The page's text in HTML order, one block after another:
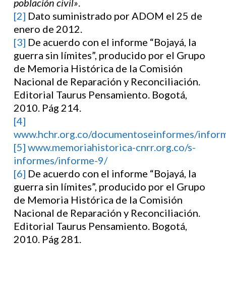
población civil».
[2] Dato suministrado por ADOM el 25 de
enero de 2012.
[3] De acuerdo con el informe “Bojayá, la
guerra sin límites”, producido por el Grupo
de Memoria Histórica de la Comisión
Nacional de Reparación y Reconciliación.
Editorial Taurus Pensamiento. Bogotá,
2010. Pág 214.
[4]
www.hchr.org.co/documentoseinformes/
[5] www.memoriahistorica-cnrr.org.co/s-
informes/informe-9/
[6] De acuerdo con el informe “Bojayá, la
guerra sin límites”, producido por el Grupo
de Memoria Histórica de la Comisión
Nacional de Reparación y Reconciliación.
Editorial Taurus Pensamiento. Bogotá,
2010. Pág 281.